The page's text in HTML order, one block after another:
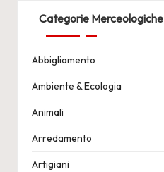
Categorie Merceologiche
Abbigliamento
Ambiente & Ecologia
Animali
Arredamento
Artigiani